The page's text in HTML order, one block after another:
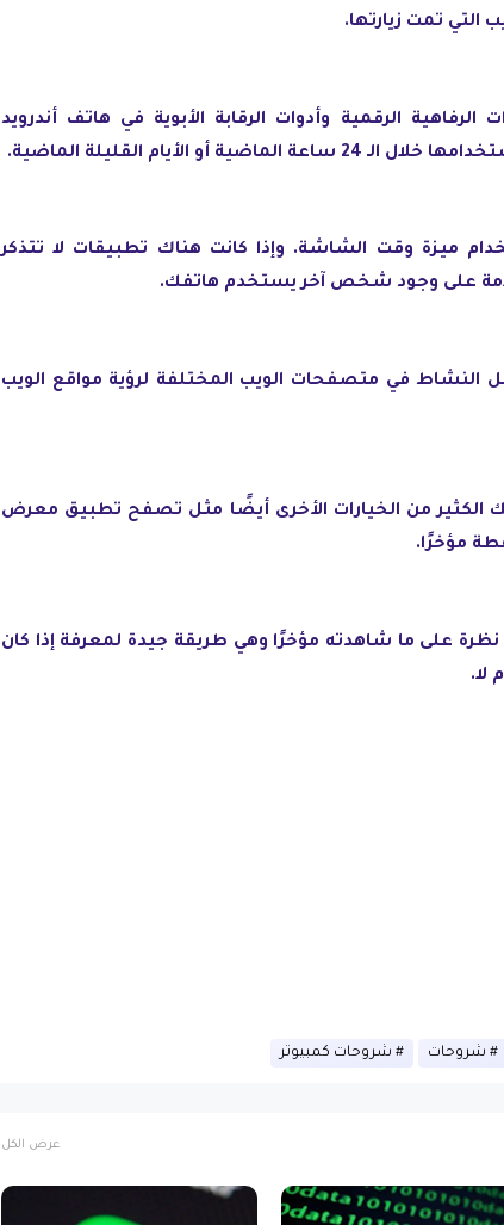
التي تمت زيارتها.
الرقمية وأدوات الرقابة الأبوية في هاتف أندرويد
أو الأيام القليلة الماضية.
ميزة وقت الشاشة. وإذا كانت هناك تطبيقات لا تتذكر
على وجود شخص آخر يستخدم هاتفك.
في متصفحات الويب المختلفة لرؤية مواقع الويب
الكثير من الخيارات الأخرى أيضًا مثل تصفح تطبيق معرض
مؤخرًا.
على ما شاهدته مؤخرًا وهي طريقة جيدة لمعرفة إذا كان
لا.
شروحات شروحات كمبيوتر
عرض الكل